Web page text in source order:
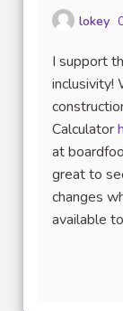
lokey
I support
inclusivity!
Calculator
at
great to
changes
available